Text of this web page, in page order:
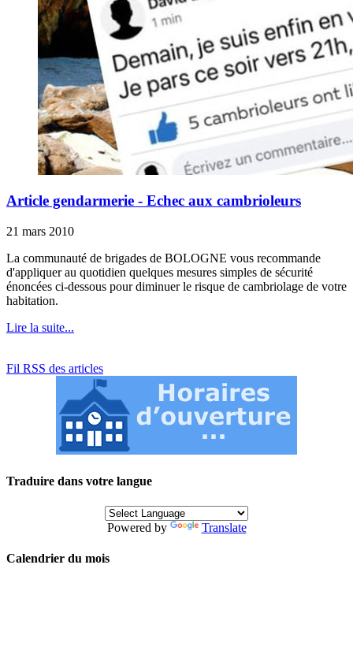
Article gendarmerie - Echec aux cambrioleurs
21 mars 2010
La communauté de brigades de BOLOGNE vous recommande
d'appliquer au quotidien quelques mesures simples de sécurité
énoncées ci-dessous pour diminuer le risque de cambriolage de votre
habitation.
Lire la suite...
Fil RSS des articles
Traduire dans votre langue
Powered by Translate
Calendrier du mois